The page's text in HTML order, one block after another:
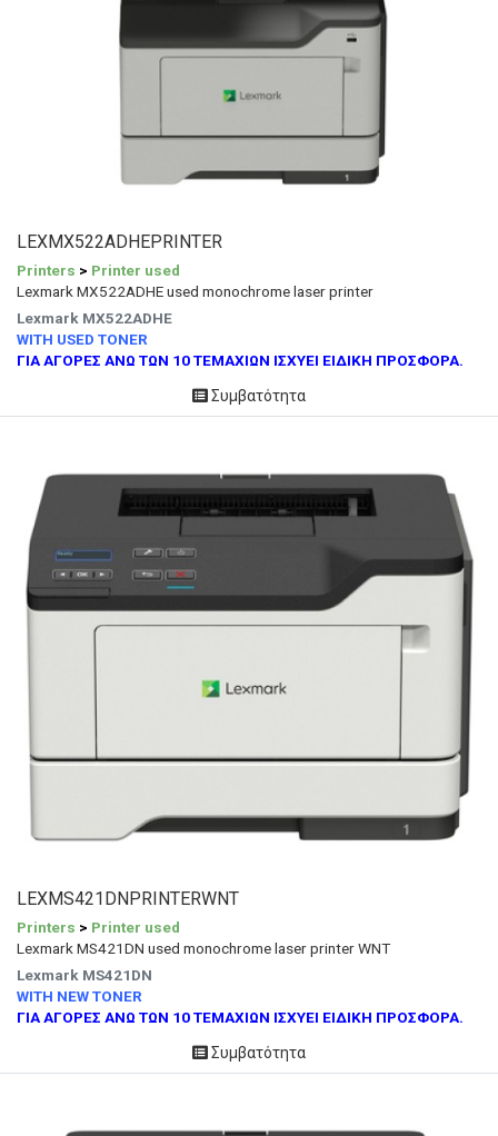
LEXMX522ADHEPRINTER
Printers > Printer used
Lexmark MX522ADHE used monochrome laser printer
Lexmark MX522ADHE
WITH USED TONER
ΓΙΑ ΑΓΟΡΕΣ ΑΝΩ ΤΩΝ 10 ΤΕΜΑΧΙΩΝ ΙΣΧΥΕΙ ΕΙΔΙΚΗ ΠΡΟΣΦΟΡΑ.
Συμβατότητα
LEXMS421DNPRINTERWNT
Printers > Printer used
Lexmark MS421DN used monochrome laser printer WNT
Lexmark MS421DN
WITH NEW TONER
ΓΙΑ ΑΓΟΡΕΣ ΑΝΩ ΤΩΝ 10 ΤΕΜΑΧΙΩΝ ΙΣΧΥΕΙ ΕΙΔΙΚΗ ΠΡΟΣΦΟΡΑ.
Συμβατότητα